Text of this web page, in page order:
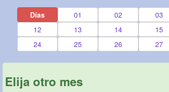
Días 01 02 03
12
13 14 15
24
25 26 27
Elija otro mes